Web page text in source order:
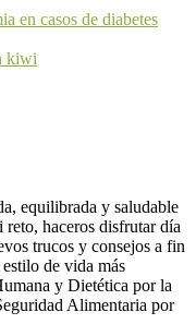
en casos de diabetes
kiwi
equilibrada y saludable
haceros disfrutar día
trucos y consejos a fin
de vida más
y Dietética por la
Alimentaria por